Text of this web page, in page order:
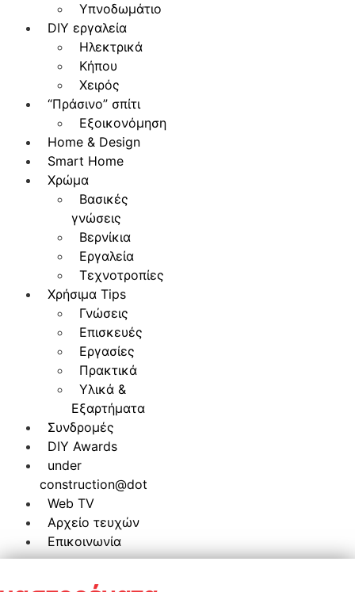
Υπνοδωμάτιο
DIY εργαλεία
Ηλεκτρικά
Κήπου
Χειρός
“Πράσινο” σπίτι
Εξοικονόμηση
Home & Design
Smart Home
Χρώμα
Βασικές
γνώσεις
Βερνίκια
Εργαλεία
Τεχνοτροπίες
Χρήσιμα Tips
Γνώσεις
Επισκευές
Εργασίες
Πρακτικά
Υλικά &
Εξαρτήματα
Συνδρομές
DIY Awards
under
construction@dot
Web TV
Αρχείο τευχών
Επικοινωνία